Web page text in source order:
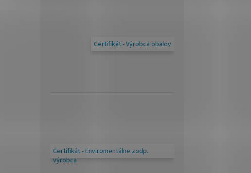
Certifikát - Výrobca obalov
Certifikát - Enviromentálne zodp.
výrobca